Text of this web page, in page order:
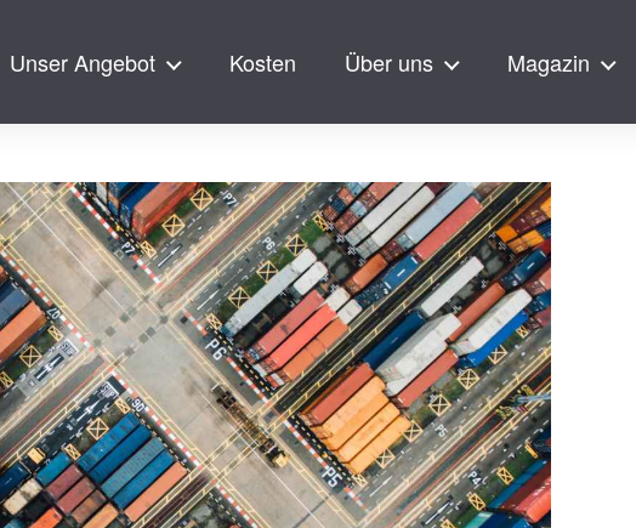
springen
Unser Angebot Kosten Über uns Magazin